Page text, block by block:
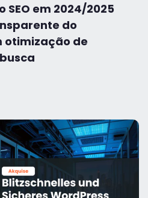
em 2024/2025
do
otimização de